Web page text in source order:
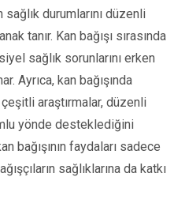
sağlık durumlarını düzenli
tanır. Kan bağışı sırasında
sağlık sorunlarını erken
Ayrıca, kan bağışında
araştırmalar, düzenli
yönde desteklediğini
bağışının faydaları sadece
sağlıklarına da katkı